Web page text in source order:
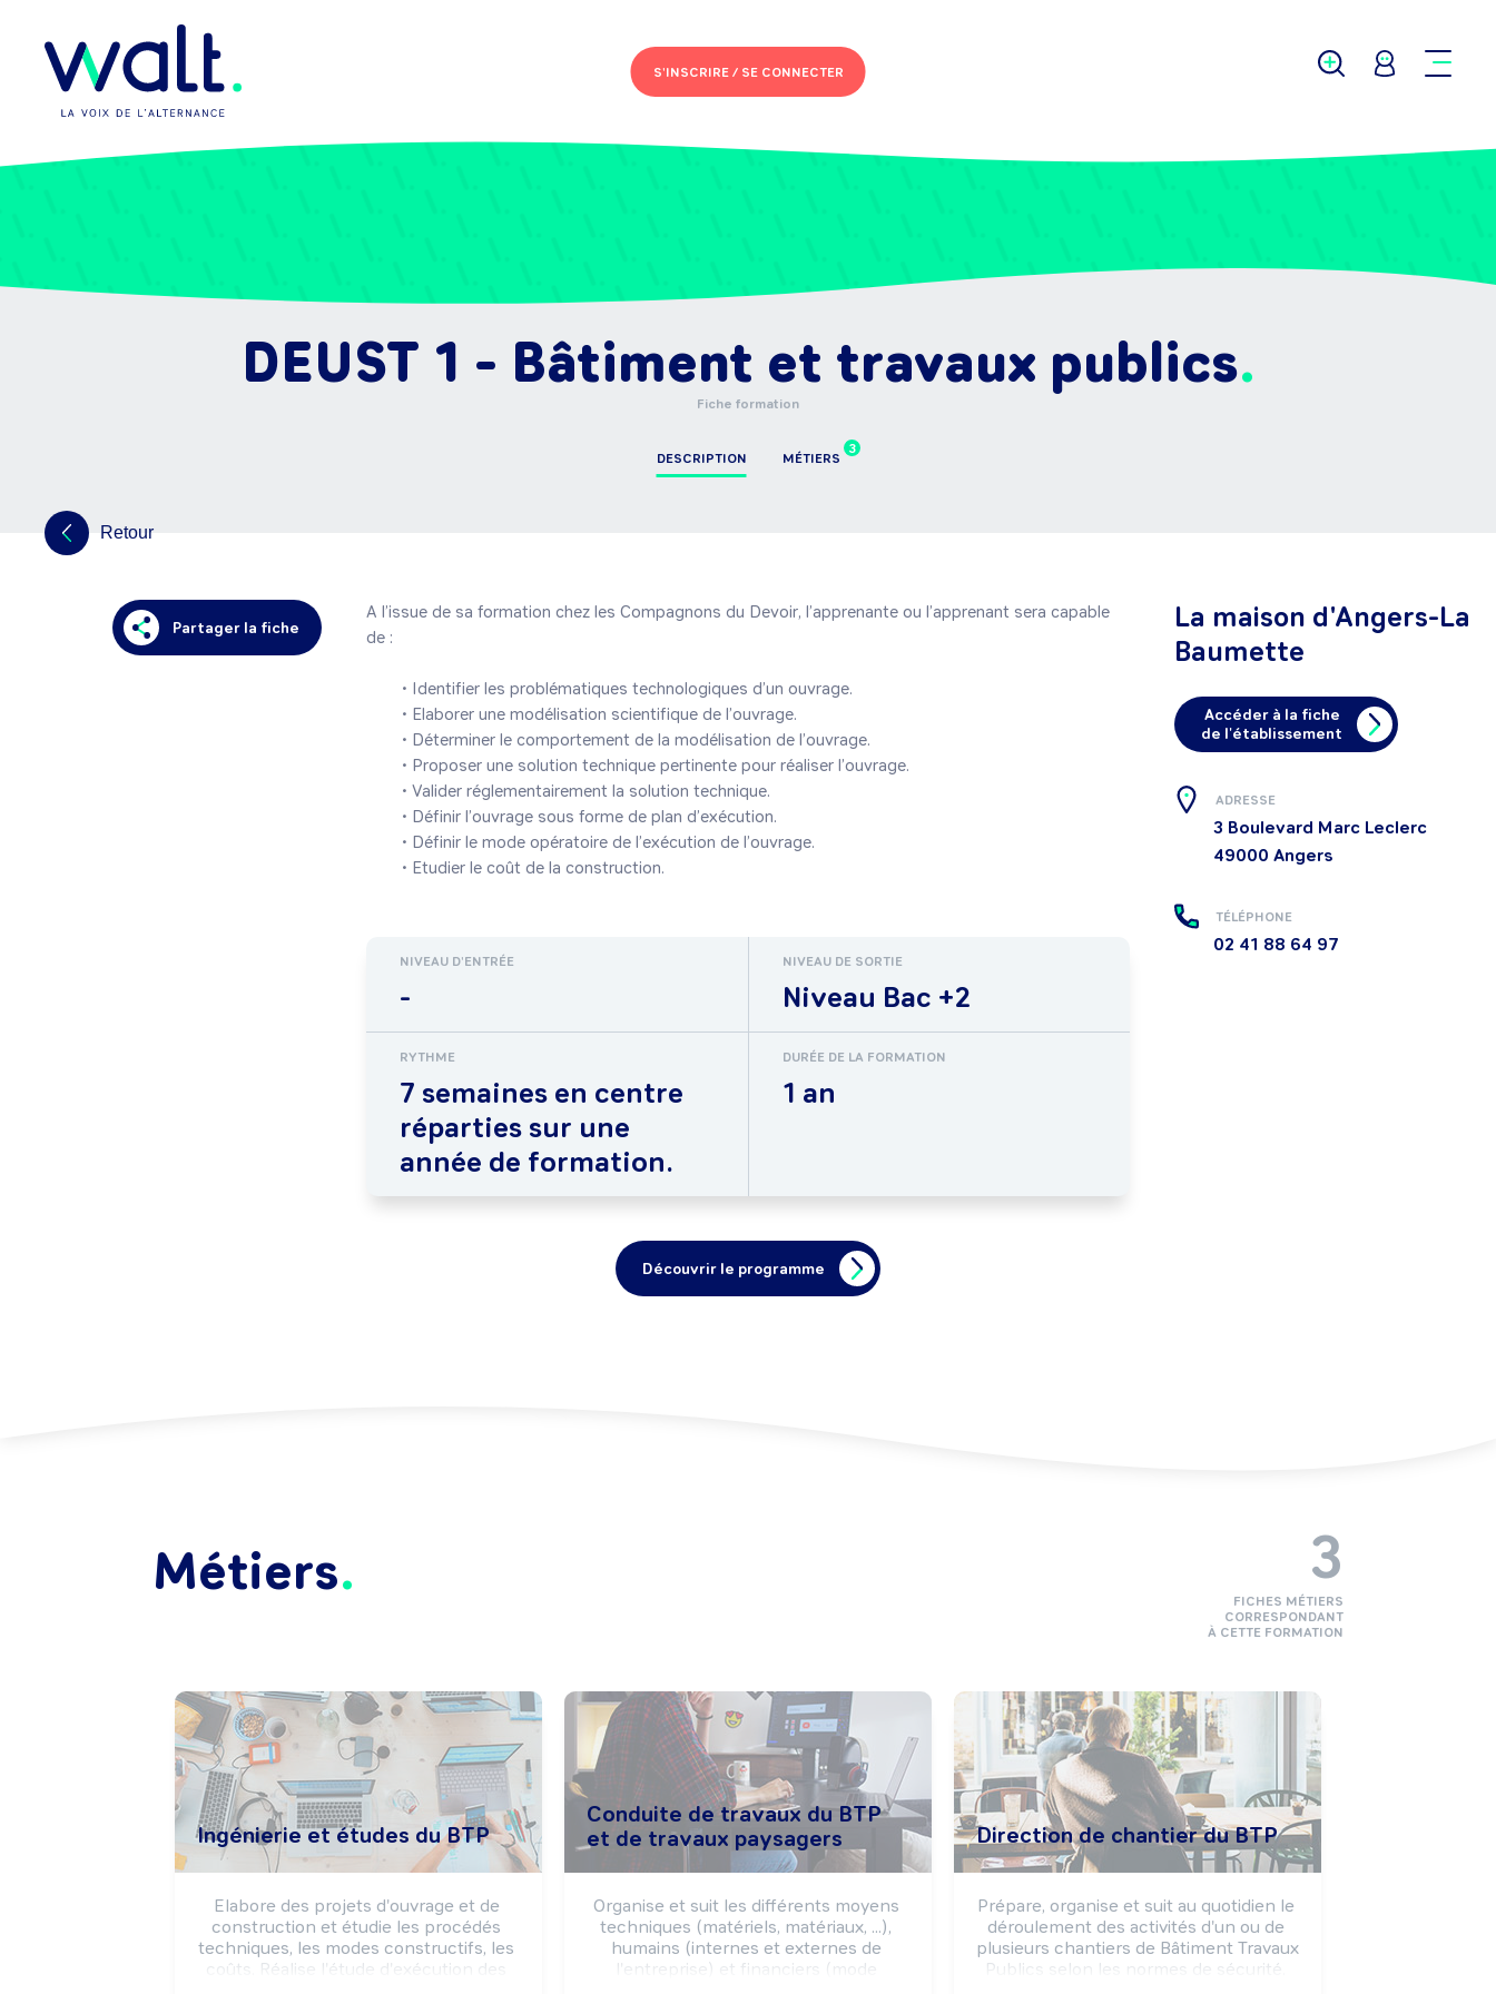
S'INSCRIRE /SE CONNECTER
DEUST 1 - Bâtiment et travaux publics
Fiche formation
DESCRIPTION
3
MÉTIERS
Retour
Partager la fiche
A l’issue de sa formation chez les Compagnons du Devoir, l’apprenante ou l’apprenant sera capable
de :
NIVEAU D'ENTRÉE
-
NIVEAU DE SORTIE
Niveau Bac +2
RYTHME
7 semaines en centre
réparties sur une
année de formation.
DURÉE DE LA FORMATION
1 an
Découvrir le programme
La maison d'Angers-La
Baumette
Accéder à la fiche
de l'établissement
ADRESSE
3 Boulevard Marc Leclerc
49000 Angers
TÉLÉPHONE
02 41 88 64 97
Métiers
Ingénierie et études du BTP
Elabore des projets d'ouvrage et de
construction et étudie les procédés
techniques, les modes constructifs, les
coûts. Réalise l'étude d'exécution des
Conduite de travaux du BTP
et de travaux paysagers
Organise et suit les différents moyens
techniques (matériels, matériaux, ...),
humains (internes et externes de
l'entreprise) et financiers (mode
Direction de chantier du BTP
Prépare, organise et suit au quotidien le
déroulement des activités d'un ou de
plusieurs chantiers de Bâtiment Travaux
Publics selon les normes de sécurité.
3
FICHES MÉTIERS
CORRESPONDANT
À CETTE FORMATION